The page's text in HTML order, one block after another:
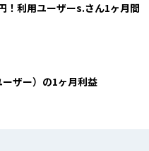
！利用ユーザーs.さん1ヶ月間
ザー）の1ヶ月利益